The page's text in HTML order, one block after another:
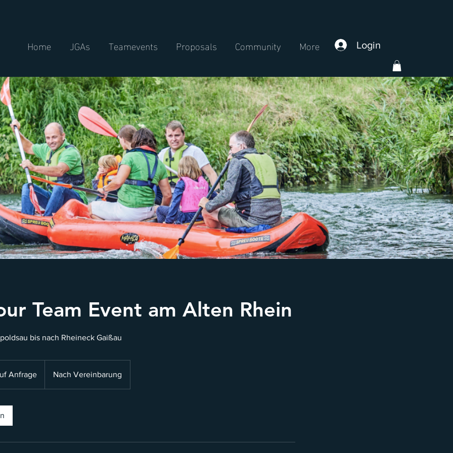
Home JGAs Teamevents Proposals Community More Login
Team Event am Alten Rhein
bis nach Rheineck Gaißau
Anfrage Nach Vereinbarung